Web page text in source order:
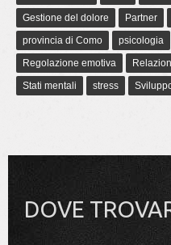
Gestione del dolore
Partner
provincia di Como
psicologia
Regolazione emotiva
Stati mentali
stress
DOVE